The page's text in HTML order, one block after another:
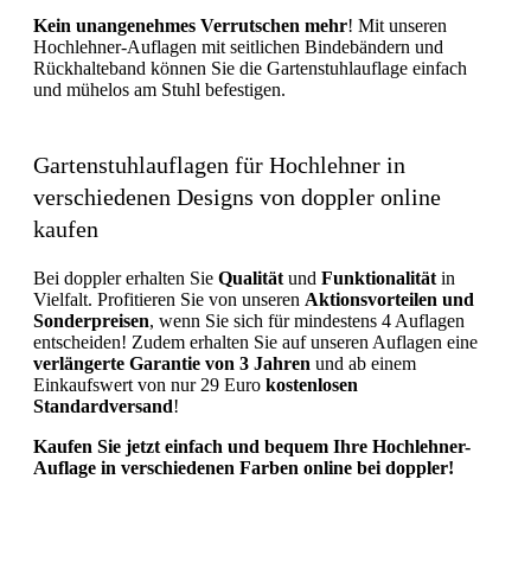
Kein unangenehmes Verrutschen mehr! Mit unseren
Hochlehner-Auflagen mit seitlichen Bindebändern und
Rückhalteband können Sie die Gartenstuhlauflage einfach
und mühelos am Stuhl befestigen.
Gartenstuhlauflagen für Hochlehner in
verschiedenen Designs von doppler online
kaufen
Bei doppler erhalten Sie Qualität und Funktionalität in
Vielfalt. Profitieren Sie von unseren Aktionsvorteilen und
Sonderpreisen, wenn Sie sich für mindestens 4 Auflagen
entscheiden! Zudem erhalten Sie auf unseren Auflagen eine
verlängerte Garantie von 3 Jahren und ab einem
Einkaufswert von nur 29 Euro kostenlosen
Standardversand!
Kaufen Sie jetzt einfach und bequem Ihre Hochlehner-
Auflage in verschiedenen Farben online bei doppler!